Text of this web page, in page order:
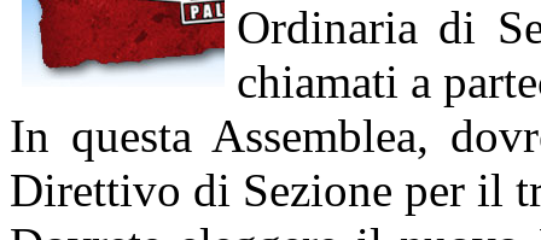
Ordinaria di
chiamati a
In questa Assemblea,
Direttivo di Sezione per il